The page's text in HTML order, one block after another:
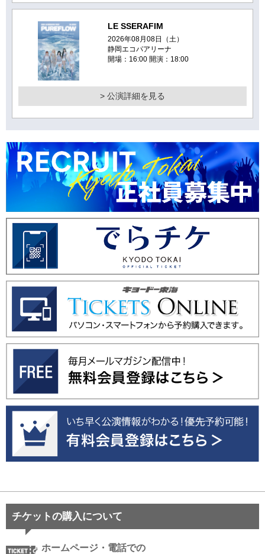
LE SSERAFIM
2026年08月08日（土）
静岡エコパアリーナ
開場：16:00 開演：18:00
> 公演詳細を見る
チケットの購入について
ホームページ・電話での